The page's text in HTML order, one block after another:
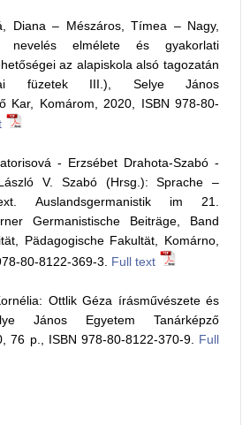
Diana – Mészáros, Tímea – Nagy,
nevelés elmélete és gyakorlati
az alapiskola alsó tagozatán
füzetek III.), Selye János
Kar, Komárom, 2020, ISBN 978-80-
- Erzsébet Drahota-Szabó -
V. Szabó (Hrsg.): Sprache –
Auslandsgermanistik im 21.
Germanistische Beiträge, Band
Pädagogische Fakultät, Komárno,
80-8122-369-3. Full text
Ottlik Géza írásművészete és
János Egyetem Tanárképző
76 p., ISBN 978-80-8122-370-9. Full